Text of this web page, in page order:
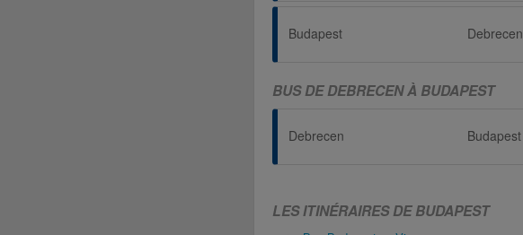
Budapest Debrecen
BUS DE DEBRECEN À BUDAPEST
Debrecen Budapest
LES ITINÉRAIRES DE BUDAPEST